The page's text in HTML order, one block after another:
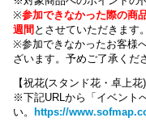
※参加できなかった際の商
週間 とさせていただきます。
※参加できなかったお客様
ざいます。 予めご了承くだ
【祝花(スタンド花・卓上花
※下記URLから「イベント
い。 https://